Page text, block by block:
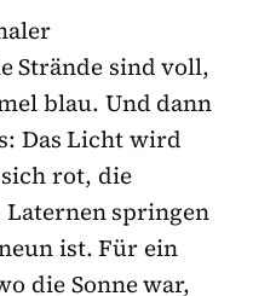
Strände sind voll,
blau. Und dann
Das Licht wird
rot, die
springen
ist. Für ein
die Sonne war,